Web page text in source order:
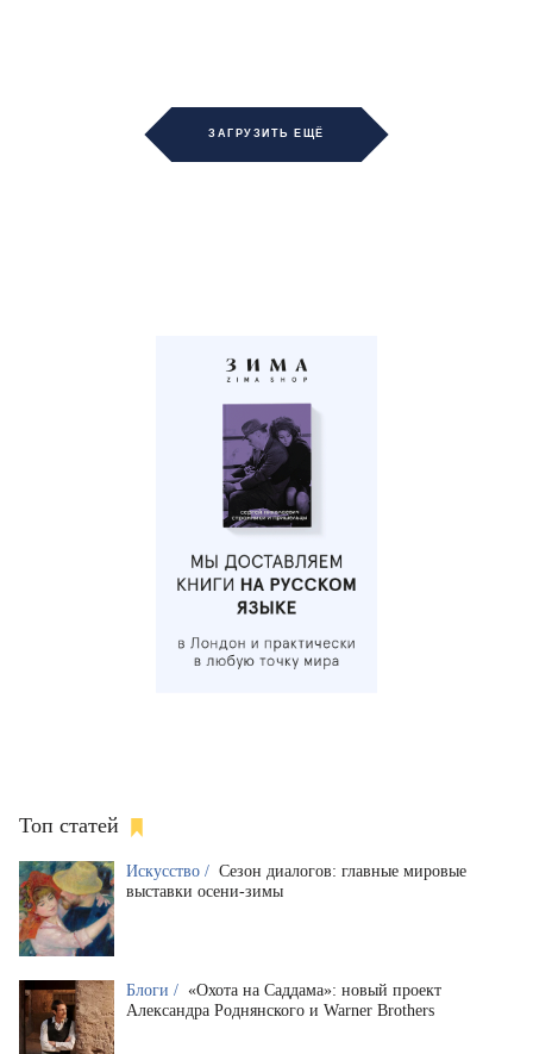
ЗАГРУЗИТЬ ЕЩЁ
Топ статей
Искусство / Сезон диалогов: главные мировые
выставки осени-зимы
Блоги / «Охота на Саддама»: новый проект
Александра Роднянского и Warner Brothers